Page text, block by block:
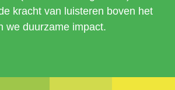
kracht van luisteren boven het
we duurzame impact.